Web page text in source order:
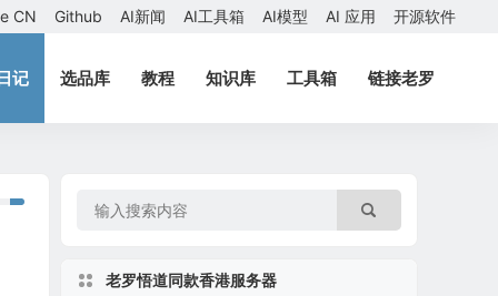
CN Github AI新闻 AI工具箱 AI模型 AI 应用 开源软件
记 选品库 教程 知识库 工具箱 链接老罗
老罗悟道同款香港服务器